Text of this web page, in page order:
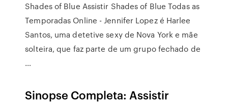
Shades of Blue Assistir Shades of Blue Todas as
Temporadas Online - Jennifer Lopez é Harlee
Santos, uma detetive sexy de Nova York e mãe
solteira, que faz parte de um grupo fechado de
…
Sinopse Completa: Assistir